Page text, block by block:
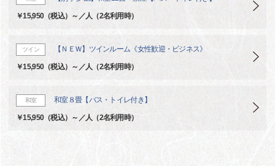
￥15,950（税込）～／人（2名利用時）
ツイン 【ＮＥＷ】ツインルーム《女性歓迎・ビジネス》
￥15,950（税込）～／人（2名利用時）
和室 和室８畳【バス・トイレ付き】
￥15,950（税込）～／人（2名利用時）